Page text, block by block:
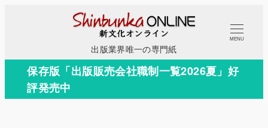
コ
テ
出版業界唯一の専門紙
MENU
保存版「出版販売会社職制一覧2026夏」好
評発売中